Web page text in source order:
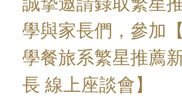
學與家長們，參加
學餐旅系繁星推薦
長 線上座談會】